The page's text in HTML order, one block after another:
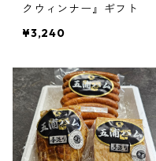
クウィンナー』ギフト
¥3,240